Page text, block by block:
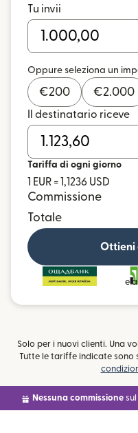
Tu invii
Oppure seleziona un
€200 €2.000
Il destinatario riceve
Tariffa di ogni giorno
1 EUR = 1,1236 USD
Commissione
Totale
Ottieni
e
Solo per i nuovi clienti. Una
Tutte le tariffe indicate sono
Nessuna commissione